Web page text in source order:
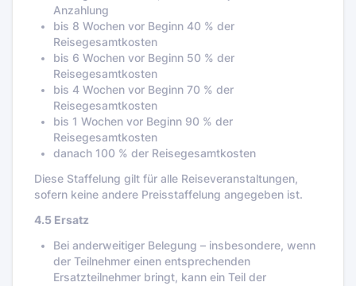
Anzahlung
bis 8 Wochen vor Beginn 40 % der
Reisegesamtkosten
bis 6 Wochen vor Beginn 50 % der
Reisegesamtkosten
bis 4 Wochen vor Beginn 70 % der
Reisegesamtkosten
bis 1 Wochen vor Beginn 90 % der
Reisegesamtkosten
danach 100 % der Reisegesamtkosten
Diese Staffelung gilt für alle Reiseveranstaltungen,
sofern keine andere Preisstaffelung angegeben ist.
4.5 Ersatz
Bei anderweitiger Belegung – insbesondere, wenn
der Teilnehmer einen entsprechenden
Ersatzteilnehmer bringt, kann ein Teil der